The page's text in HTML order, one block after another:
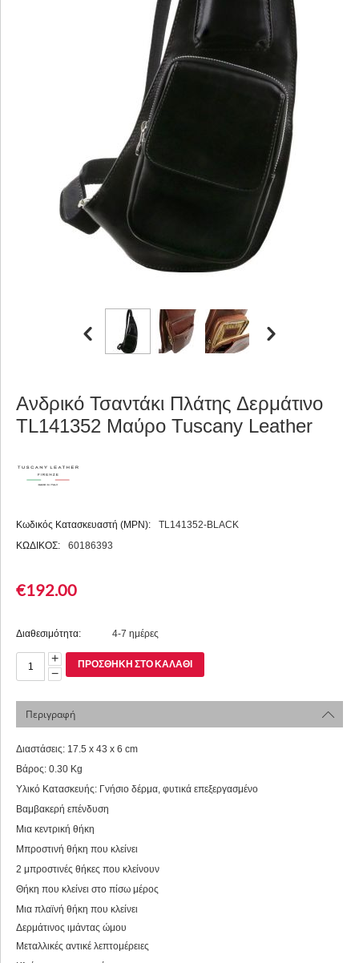
Ανδρικό Τσαντάκι Πλάτης Δερμάτινο
TL141352 Μαύρο Tuscany Leather
Κωδικός Κατασκευαστή (MPN):
TL141352-BLACK
ΚΩΔΙΚΟΣ:
60186393
€192.00
Διαθεσιμότητα: 4-7 ημέρες
+
−
ΠΡΟΣΘΉΚΗ ΣΤΟ ΚΑΛΆΘΙ
Περιγραφή
Διαστάσεις: 17.5 x 43 x 6 cm
Βάρος: 0.30 Kg
Υλικό Κατασκευής: Γνήσιο δέρμα, φυτικά επεξεργασμένο
Βαμβακερή επένδυση
Μια κεντρική θήκη
Μπροστινή θήκη που κλείνει
2 μπροστινές θήκες που κλείνουν
Θήκη που κλείνει στο πίσω μέρος
Μια πλαϊνή θήκη που κλείνει
Δερμάτινος ιμάντας ώμου
Μεταλλικές αντικέ λεπτομέρειες